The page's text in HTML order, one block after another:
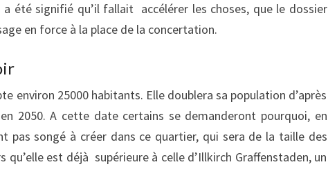
été signifié qu’il fallait accélérer les choses, que le dossier
en force à la place de la concertation.
environ 25000 habitants. Elle doublera sa population d’après
2050. A cette date certains se demanderont pourquoi, en
pas songé à créer dans ce quartier, qui sera de la taille des
qu’elle est déjà supérieure à celle d’Illkirch Graffenstaden, un